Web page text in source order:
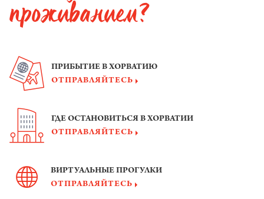
проживанием?
ПРИБЫТИЕ В ХОРВАТИЮ
ОТПРАВЛЯЙТЕСЬ
ГДЕ ОСТАНОВИТЬСЯ В ХОРВАТИИ
ОТПРАВЛЯЙТЕСЬ
ВИРТУАЛЬНЫЕ ПРОГУЛКИ
ОТПРАВЛЯЙТЕСЬ